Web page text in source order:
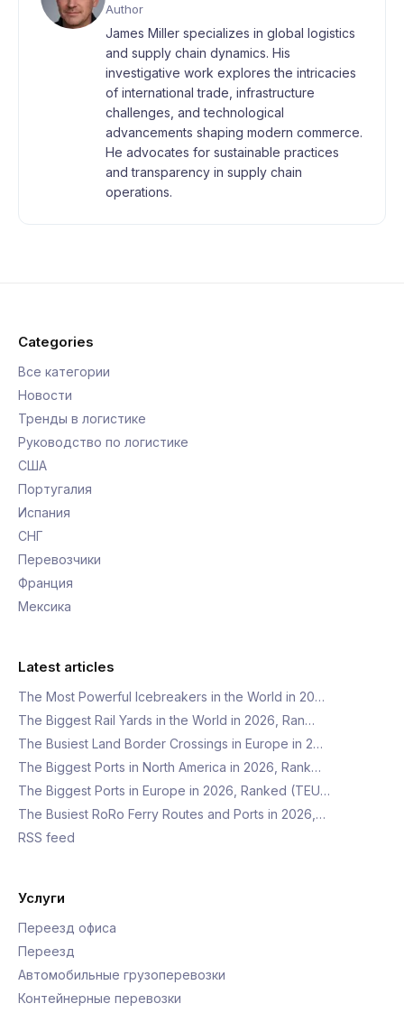
Author
James Miller specializes in global logistics
and supply chain dynamics. His
investigative work explores the intricacies
of international trade, infrastructure
challenges, and technological
advancements shaping modern commerce.
He advocates for sustainable practices
and transparency in supply chain
operations.
Categories
Все категории
Новости
Тренды в логистике
Руководство по логистике
США
Португалия
Испания
СНГ
Перевозчики
Франция
Мексика
Latest articles
The Most Powerful Icebreakers in the World in 20…
The Biggest Rail Yards in the World in 2026, Ran…
The Busiest Land Border Crossings in Europe in 2…
The Biggest Ports in North America in 2026, Rank…
The Biggest Ports in Europe in 2026, Ranked (TEU…
The Busiest RoRo Ferry Routes and Ports in 2026,…
RSS feed
Услуги
Переезд офиса
Переезд
Автомобильные грузоперевозки
Контейнерные перевозки